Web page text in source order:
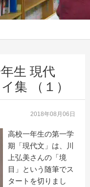
生 現代
集 （１）
2018年08月06日
高校一年生の第一学
期「現代文」は、川
上弘美さんの「境
目」という随筆でス
タートを切りまし